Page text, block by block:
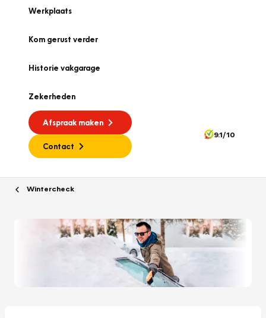
Werkplaats
Kom gerust verder
Historie vakgarage
Zekerheden
Afspraak maken
Contact
9.1/10
Wintercheck